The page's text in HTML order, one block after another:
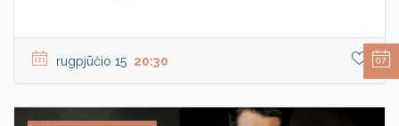
rugpjūčio 15 20:30 07